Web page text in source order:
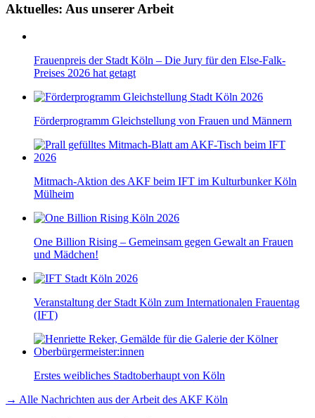
Aktuelles: Aus unserer Arbeit
Frauenpreis der Stadt Köln – Die Jury für den Else-Falk-
Preises 2026 hat getagt
Förderprogramm Gleichstellung von Frauen und Männern
Mitmach-Aktion des AKF beim IFT im Kulturbunker Köln
Mülheim
One Billion Rising – Gemeinsam gegen Gewalt an Frauen
und Mädchen!
Veranstaltung der Stadt Köln zum Internationalen Frauentag
(IFT)
Erstes weibliches Stadtoberhaupt von Köln
→ Alle Nachrichten aus der Arbeit des AKF Köln